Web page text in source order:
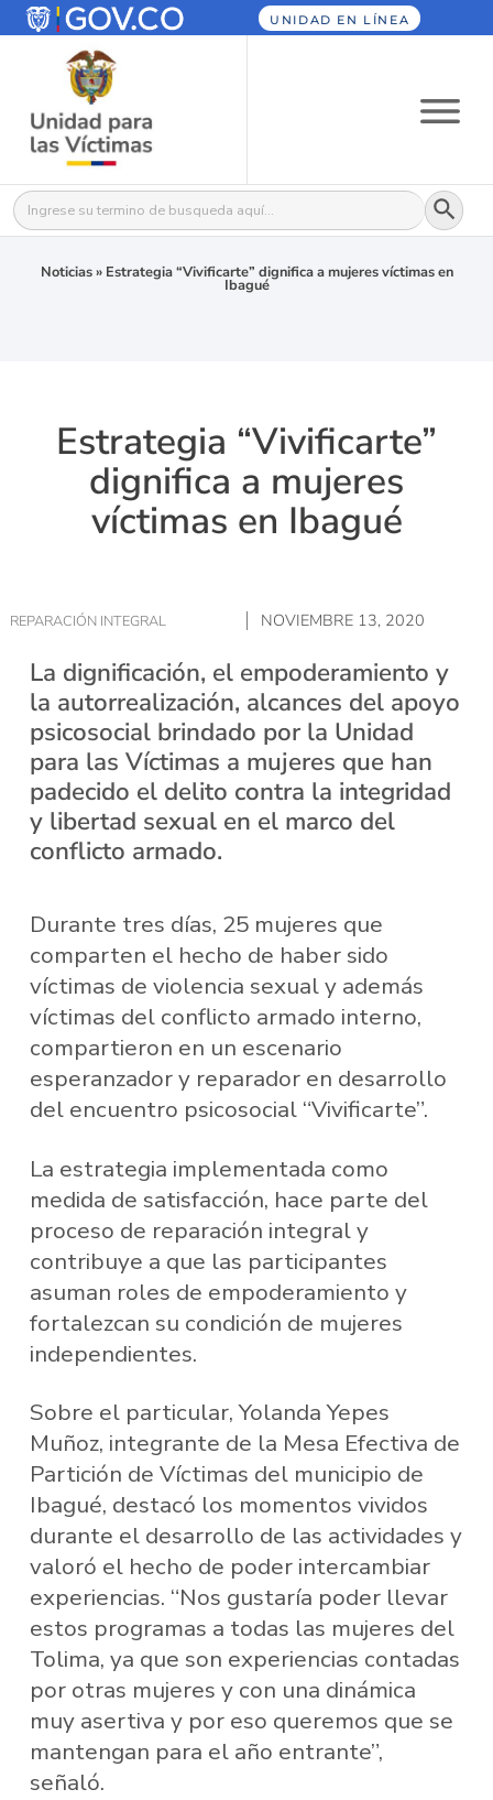
UNIDAD EN LÍNEA
Buscar: Botón
Noticias» Estrategia “Vivificarte” dignifica a mujeres víctimas en
Ibagué
Estrategia “Vivificarte”
dignifica a mujeres
víctimas en Ibagué
REPARACIÓN INTEGRAL NOVIEMBRE 13, 2020
La dignificación, el empoderamiento y
la autorrealización, alcances del apoyo
psicosocial brindado por la Unidad
para las Víctimas a mujeres que han
padecido el delito contra la integridad
y libertad sexual en el marco del
conflicto armado.
Durante tres días, 25 mujeres que
comparten el hecho de haber sido
víctimas de violencia sexual y además
víctimas del conflicto armado interno,
compartieron en un escenario
esperanzador y reparador en desarrollo
del encuentro psicosocial “Vivificarte”.
La estrategia implementada como
medida de satisfacción, hace parte del
proceso de reparación integral y
contribuye a que las participantes
asuman roles de empoderamiento y
fortalezcan su condición de mujeres
independientes.
Sobre el particular, Yolanda Yepes
Muñoz, integrante de la Mesa Efectiva de
Partición de Víctimas del municipio de
Ibagué, destacó los momentos vividos
durante el desarrollo de las actividades y
valoró el hecho de poder intercambiar
experiencias. “Nos gustaría poder llevar
estos programas a todas las mujeres del
Tolima, ya que son experiencias contadas
por otras mujeres y con una dinámica
muy asertiva y por eso queremos que se
mantengan para el año entrante”,
señaló.